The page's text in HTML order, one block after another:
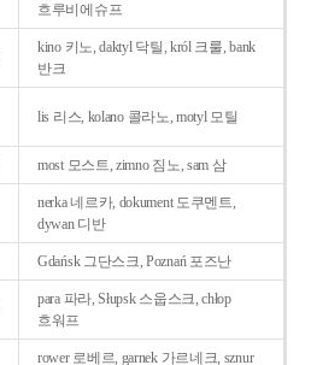
흐루비에슈프
kino 키노, daktyl 닥틸, król 크룰, bank
반크
lis 리스, kolano 콜라노, motyl 모틸
most 모스트, zimno 짐노, sam 삼
nerka 네르카, dokument 도쿠멘트,
dywan 디반
Gdańsk 그단스크, Poznań 포즈난
para 파라, Słupsk 스웁스크, chłop
흐워프
rower 로베르, garnek 가르네크, sznur